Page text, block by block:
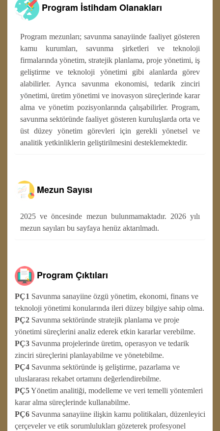
Program İstihdam Olanakları
Program mezunları; savunma sanayiinde faaliyet gösteren
kamu kurumları, savunma şirketleri ve teknoloji
firmalarında yönetim, stratejik planlama, proje yönetimi, iş
geliştirme ve teknoloji yönetimi gibi alanlarda görev
alabilirler. Ayrıca savunma ekonomisi, tedarik zinciri
yönetimi, üretim yönetimi ve inovasyon süreçlerinde karar
alma ve yönetim pozisyonlarında çalışabilirler. Program,
savunma sektöründe faaliyet gösteren kuruluşlarda orta ve
üst düzey yönetim görevleri için gerekli yönetsel ve
analitik yetkinliklerin geliştirilmesini desteklemektedir.
Mezun Sayısı
2025 ve öncesinde mezun bulunmamaktadır. 2026 yılı
mezun sayıları bu sayfaya henüz aktarılmadı.
Program Çıktıları
PÇ1 Savunma sanayiine özgü yönetim, ekonomi, finans ve
teknoloji yönetimi konularında ileri düzey bilgiye sahip olma.
PÇ2 Savunma sektöründe stratejik planlama ve proje
yönetimi süreçlerini analiz ederek etkin kararlar verebilme.
PÇ3 Savunma projelerinde üretim, operasyon ve tedarik
zinciri süreçlerini planlayabilme ve yönetebilme.
PÇ4 Savunma sektöründe iş geliştirme, pazarlama ve
uluslararası rekabet ortamını değerlendirebilme.
PÇ5Yönetim analitiği, modelleme ve veri temelli yöntemleri
karar alma süreçlerinde kullanabilme.
PÇ6 Savunma sanayiine ilişkin kamu politikaları, düzenleyici
çerçeveler ve etik sorumlulukları gözeterek profesyonel